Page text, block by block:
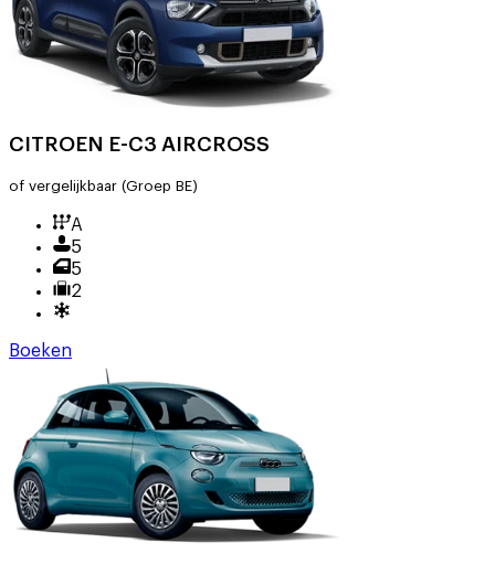
CITROEN E-C3 AIRCROSS
of vergelijkbaar (Groep BE)
A
5
5
2
Boeken